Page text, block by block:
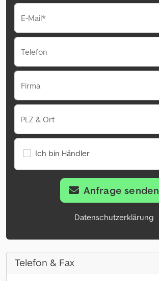
E-Mail*
Telefon
Firma
PLZ & Ort
Ich bin Händler
Anfrage senden
Datenschutzerklärung
Telefon & Fax